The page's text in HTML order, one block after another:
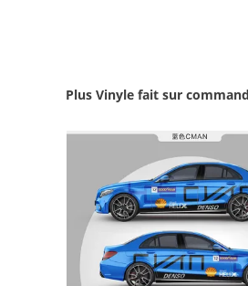
Plus Vinyle fait sur